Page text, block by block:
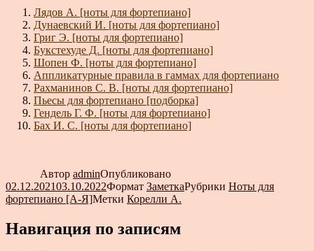
Лядов А. [ноты для фортепиано]
Дунаевский И. [ноты для фортепиано]
Григ Э. [ноты для фортепиано]
Букстехуде Д. [ноты для фортепиано]
Шопен Ф. [ноты для фортепиано]
Аппликатурные правила в гаммах для фортепиано
Рахманинов С. В. [ноты для фортепиано]
Пьесы для фортепиано [подборка]
Гендель Г. Ф. [ноты для фортепиано]
Бах И. С. [ноты для фортепиано]
Автор adminОпубликовано
02.12.202103.10.2022Формат ЗаметкаРубрики Ноты для
фортепиано [А-Я]Метки Корелли А.
Навигация по записям